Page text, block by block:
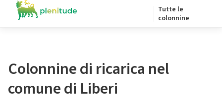
Tutte le
colonnine
Colonnine di ricarica nel
comune di Liberi